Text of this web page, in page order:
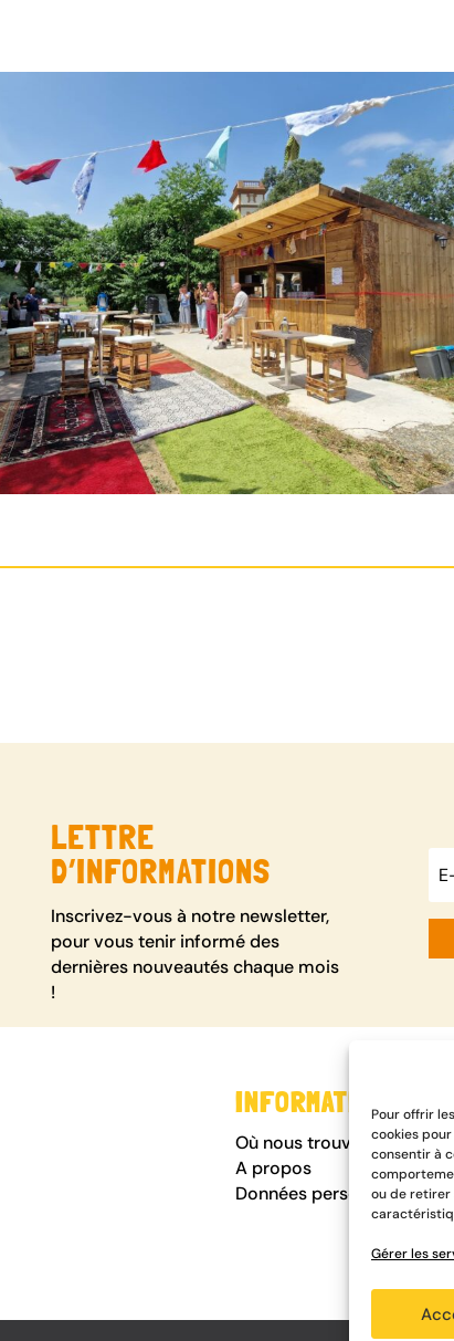
Pour offrir
cookies
consentir à
ou de retirer
Gérer les
LETTRE
D’INFORMATIONS
Inscrivez-vous à notre newsletter,
pour vous tenir informé des
dernières nouveautés chaque mois
!
INFORMATIONS
Où nous trouver
A propos
Données personnelles